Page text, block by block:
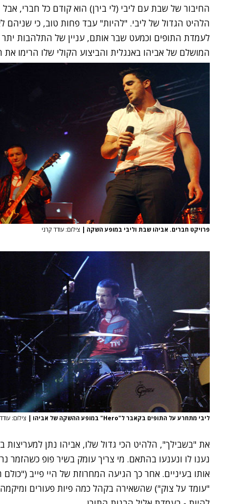
החיבור של שבת עם ליבי (לי בירן) הוא קודם כל חברי, אבל
לעמדת התופים וכמעט שבר אותם, עניין של התלהבות
המושלם של אביהו באנגלית והביצוע הקולי שלו הרימו
פרויקט חברים. אביהו שבת וליבי במופע השקה | צילום: עודד קרני
ליבי מתחרע על התופים בקאבר ל"Hero" במופע ההשקה של אביהו | צילום:
את "בשבילך", הלהיט הכי גדול שלו, אביהו נתן
נענו לו ונענעו בהתאם. מי צריך עומק בשיר פופ כשהזמר
אותו בעיניים. אחר כך הגיעה המחרוזת של היי פייב ("כולם
"עומד על צוק") שהשאירה בקהל כמה פיות פעורים